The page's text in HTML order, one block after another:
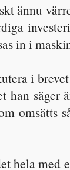
ännu
in i
i
han säger
omsätts
hela med